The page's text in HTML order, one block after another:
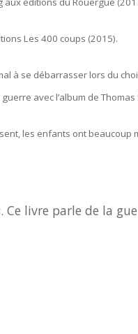
Les 400 coups (2015).
à se débarrasser lors du
avec l’album de Thomas
les enfants ont
livre parle de la